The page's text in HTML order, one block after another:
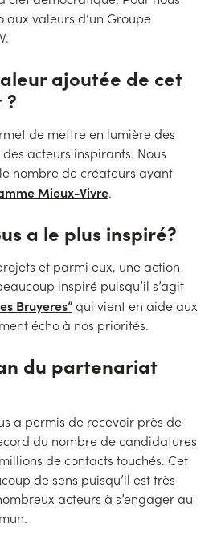
valeurs d’un Groupe
ajoutée de cet
de mettre en lumière des
acteurs inspirants. Nous
nombre de créateurs ayant
Mieux-Vivre.
a le plus inspiré?
et parmi eux, une action
inspiré puisqu’il s’agit
Bruyeres”qui vient en aide aux
écho à nos priorités.
du partenariat
a permis de recevoir près de
du nombre de candidatures
de contacts touchés. Cet
de sens puisqu’il est très
acteurs à s’engager au